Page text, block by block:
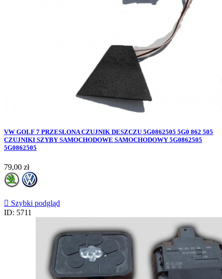
VW GOLF 7 PRZESŁONA CZUJNIK DESZCZU 5G0862505 5G0 862 505
CZUJNIKI SZYBY SAMOCHODOWE SAMOCHODOWY 5G0862505
5G0862505
Cena
79,00 zł
 Szybki podgląd
ID: 5711